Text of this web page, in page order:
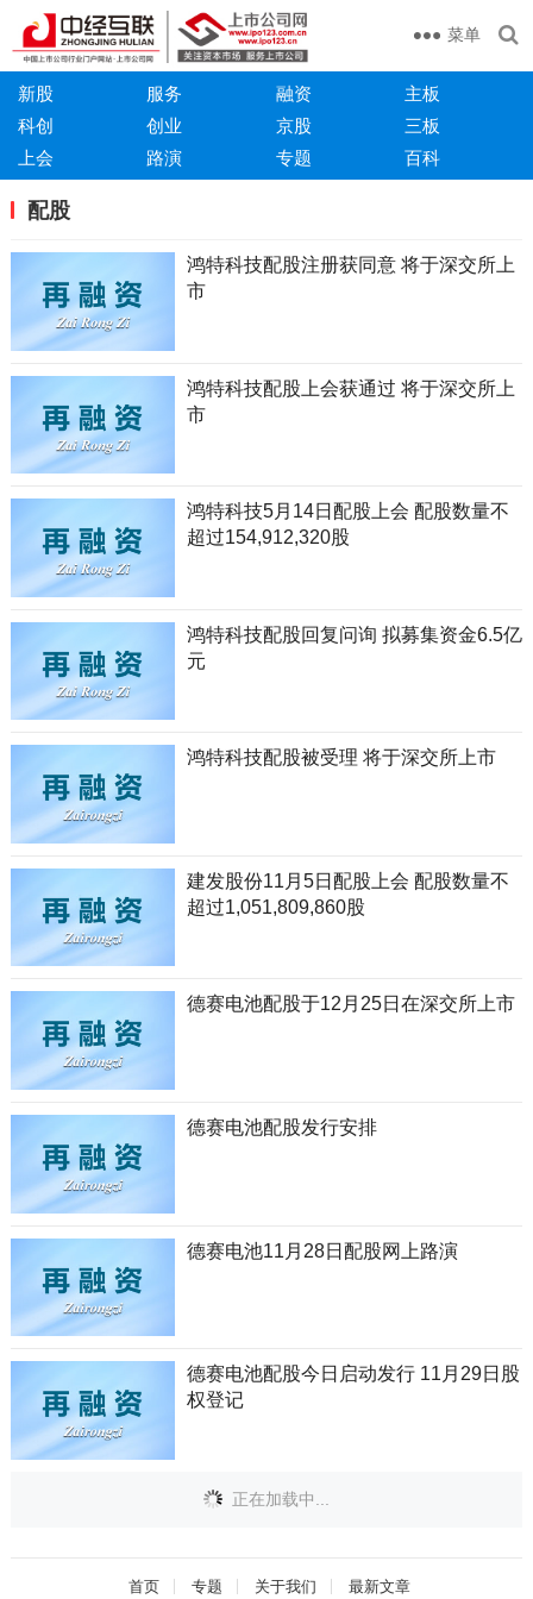
菜单
新股 服务 融资
主板
科创
创业 京股
三板
上会
路演 专题 百科
配股
鸿特科技配股注册获同意 将于深交所上
市
鸿特科技配股上会获通过 将于深交所上
市
鸿特科技5月14日配股上会 配股数量不
超过154,912,320股
鸿特科技配股回复问询 拟募集资金6.5亿
元
鸿特科技配股被受理 将于深交所上市
建发股份11月5日配股上会 配股数量不
超过1,051,809,860股
德赛电池配股于12月25日在深交所上市
德赛电池配股发行安排
德赛电池11月28日配股网上路演
德赛电池配股今日启动发行 11月29日股
权登记
正在加载中...
首页 专题 关于我们 最新文章